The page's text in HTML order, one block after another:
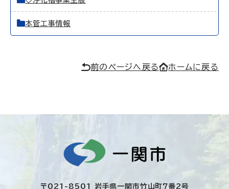
本管工事情報
前のページへ戻る ホームに戻る
〒021-8501 岩手県一関市竹山町7番2号